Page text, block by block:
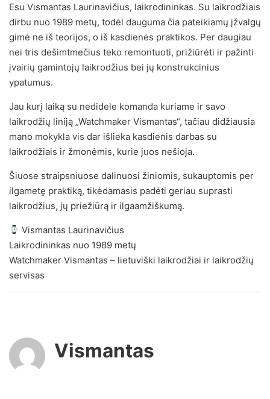
Esu Vismantas Laurinavičius, laikrodininkas. Su laikrodžiais
dirbu nuo 1989 metų, todėl dauguma čia pateikiamų įžvalgų
gimė ne iš teorijos, o iš kasdienės praktikos. Per daugiau
nei tris dešimtmečius teko remontuoti, prižiūrėti ir pažinti
įvairių gamintojų laikrodžius bei jų konstrukcinius
ypatumus.
Jau kurį laiką su nedidele komanda kuriame ir savo
laikrodžių liniją „Watchmaker Vismantas“, tačiau didžiausia
mano mokykla vis dar išlieka kasdienis darbas su
laikrodžiais ir žmonėmis, kurie juos nešioja.
Šiuose straipsniuose dalinuosi žiniomis, sukauptomis per
ilgametę praktiką, tikėdamasis padėti geriau suprasti
laikrodžius, jų priežiūrą ir ilgaamžiškumą.
Vismantas Laurinavičius
Laikrodininkas nuo 1989 metų
Watchmaker Vismantas – lietuviški laikrodžiai ir laikrodžių
servisas
Vismantas